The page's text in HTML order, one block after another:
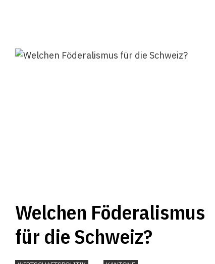
Welchen Föderalismus
für die Schweiz?